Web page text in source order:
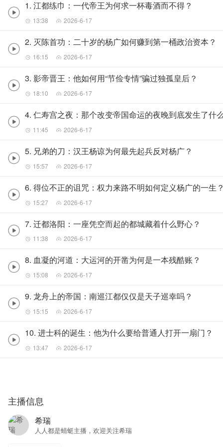
1. 江都练巾：一代帝王为何求一杯毒酒而不得？
13:38 2026-6-17
2. 灭陈首功：二十岁的杨广如何赚到第一桶政治资本？
16:15 2026-6-17
3. 影帝晋王：他如何用“节俭专情”骗过独孤皇后？
18:10 2026-6-17
4. 仁寿宫之夜：那个改变帝国命运的夜晚到底发生了什
11:45 2026-6-17
5. 兄弟的刀：汉王杨谅为何最先起兵反对杨广？
15:57 2026-6-17
6. 得位不正的诅咒：权力来路不明如何定义杨广的一生
15:27 2026-6-17
7. 迁都洛阳：一座凭空而起的都城藏着什么野心？
11:38 2026-6-17
8. 血凝的河道：大运河的开凿为何是一本残酷账？
15:08 2026-6-17
9. 龙舟上的帝国：南巡江都仅仅是天子巡幸吗？
15:15 2026-6-17
10. 进士科的诞生：他为什么要给普通人打开一扇门？
13:47 2026-6-17
主播信息
希瑞
人人都是蜻蜓主播，欢迎关注希瑞